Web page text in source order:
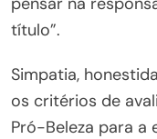
título”.
Simpatia,
os critérios de
Pró-Beleza para a